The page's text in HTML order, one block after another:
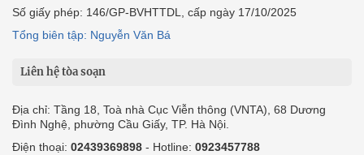
Số giấy phép: 146/GP-BVHTTDL, cấp ngày 17/10/2025
Tổng biên tập: Nguyễn Văn Bá
Liên hệ tòa soạn
Địa chỉ: Tầng 18, Toà nhà Cục Viễn thông (VNTA), 68 Dương
Đình Nghệ, phường Cầu Giấy, TP. Hà Nội.
Điện thoại: 02439369898 - Hotline: 0923457788